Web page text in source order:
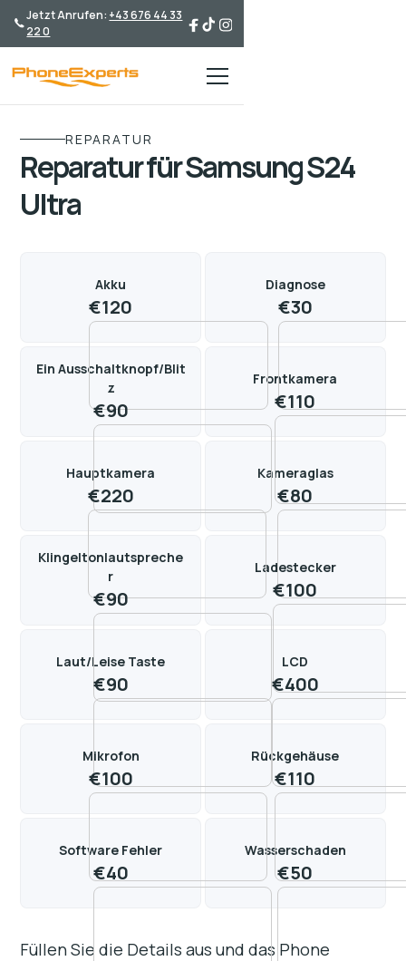
Jetzt Anrufen: +43 676 44 33
22 0
REPARATUR
Reparatur für Samsung S24
Ultra
Akku
€120
Diagnose
€30
Ein Ausschaltknopf/Blit
z
€90
Frontkamera
€110
Hauptkamera
€220
Kameraglas
€80
Klingeltonlautspreche
r
€90
Ladestecker
€100
Laut/Leise Taste
€90
LCD
€400
Mikrofon
€100
Rückgehäuse
€110
Software Fehler
€40
Wasserschaden
€50
Füllen Sie die Details aus und das Phone